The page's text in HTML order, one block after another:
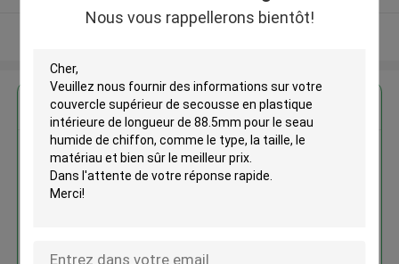
Nous vous rappellerons bientôt!
Couvercle supérieur de
secousse en plastique intérieure